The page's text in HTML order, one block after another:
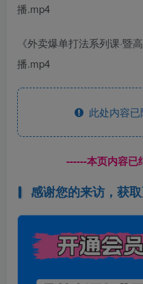
播.mp4
《外卖爆单打法系列课·暨
播.mp4
此处内容已
------本页内容已
感谢您的来访，获